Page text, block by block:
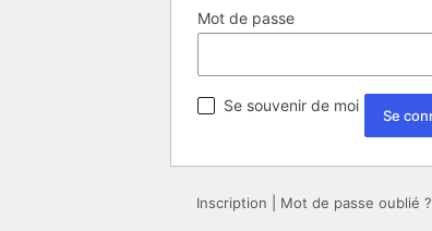
Mot de passe
Se souvenir de moi
Inscription Mot de passe oublié ?